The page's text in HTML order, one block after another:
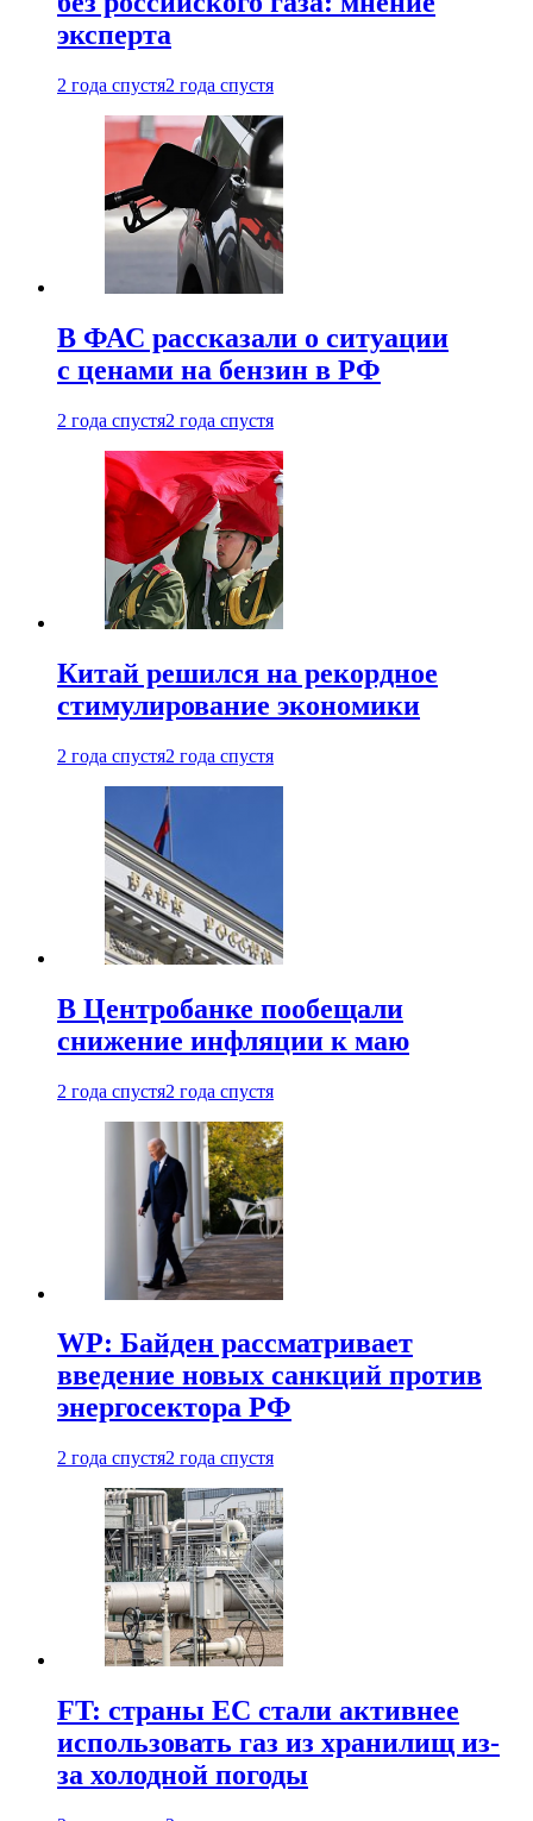
эксперта
2 года спустя2 года спустя
В ФАС рассказали о ситуации
с ценами на бензин в РФ
2 года спустя2 года спустя
Китай решился на рекордное
стимулирование экономики
2 года спустя2 года спустя
В Центробанке пообещали
снижение инфляции к маю
2 года спустя2 года спустя
WP: Байден рассматривает
введение новых санкций против
энергосектора РФ
2 года спустя2 года спустя
FT: страны ЕС стали активнее
использовать газ из хранилищ из-
за холодной погоды